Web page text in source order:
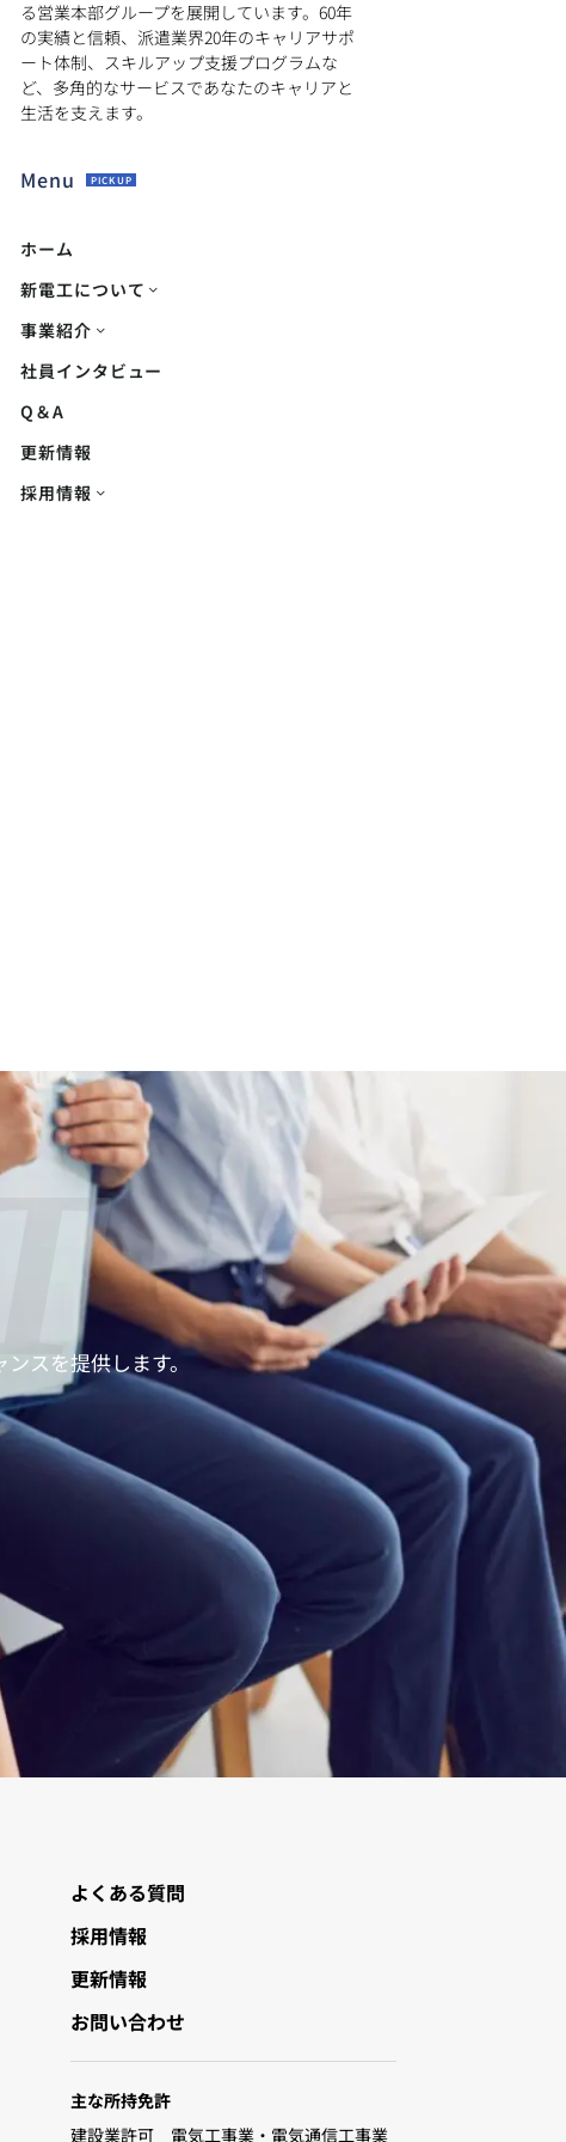
る営業本部グループを展開しています。60年
の実績と信頼、派遣業界20年のキャリアサポ
ート体制、スキルアップ支援プログラムな
ど、多角的なサービスであなたのキャリアと
生活を支えます。
Menu PICK UP
ホーム
新電工について
事業紹介
社員インタビュー
Q＆A
更新情報
採用情報
スを提供します。
よくある質問
採用情報
更新情報
お問い合わせ
主な所持免許
建設業許可 電気工事業・電気通信工事業